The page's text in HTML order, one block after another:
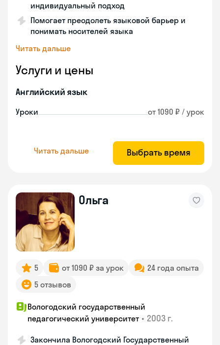
индивидуальный подход
Помогает преодолеть языковой барьер и
понимать носителей языка
Читать дальше
Услуги и цены
Английский язык
Уроки от 1090 ₽ / урок
Читать дальше Выбрать время
Ольга
5 от 1090 ₽ за урок
24 года опыта
5 отзывов
Вологодский государственный
педагогический университет • 2003 г.
Закончила Вологодский Государственный